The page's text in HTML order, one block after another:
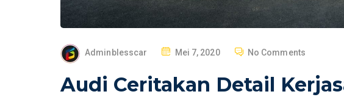
Adminblesscar
P
S
Mei 7, 2020 No Comments
Audi Ceritakan Detail